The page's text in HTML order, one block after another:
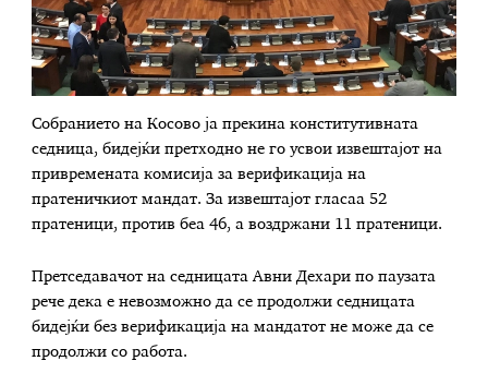
Собранието на Косово ја прекина конститутивната
седница, бидејќи претходно не го усвои извештајот на
привремената комисија за верификација на
пратеничкиот мандат. За извештајот гласаа 52
пратеници, против беа 46, а воздржани 11 пратеници.
Претседавачот на седницата Авни Дехари по паузата
рече дека е невозможно да се продолжи седницата
бидејќи без верификација на мандатот не може да се
продолжи со работа.